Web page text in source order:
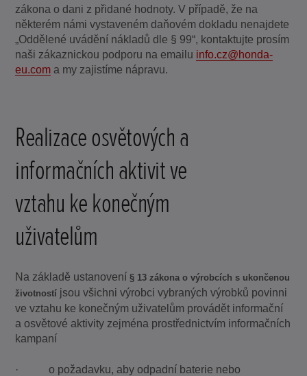
zákona o dani z přidané hodnoty. V případě, že na
některém námi vystaveném daňovém dokladu nenajdete
„Oddělené uvádění nákladů dle § 99“, kontaktujte prosím
naši zákaznickou podporu na emailu info.cz@honda-
eu.com a my zajistíme nápravu.
Realizace osvětových a
informačních aktivit ve
vztahu ke konečným
uživatelům
Na základě ustanovení§ 13 zákona o výrobcích s ukončenou
životností jsou všichni výrobci vybraných výrobků povinni
ve vztahu ke konečným uživatelům provádět informační
a osvětové aktivity zejména prostřednictvím informačních
kampaní
· o požadavku, aby odpadní baterie nebo